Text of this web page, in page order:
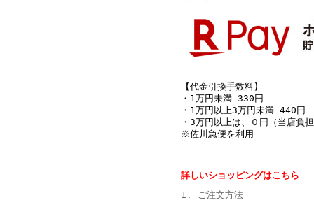
【代金引換手数料】
・1万円未満 330円
・1万円以上3万円未満 440円
・3万円以上は、０円（当店負
※佐川急便を利用
詳しいショッピングはこちら
1. ご注文方法